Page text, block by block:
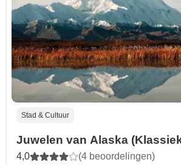
Stad & Cultuur
Juwelen van Alaska
4,0 (4 beoordelingen)